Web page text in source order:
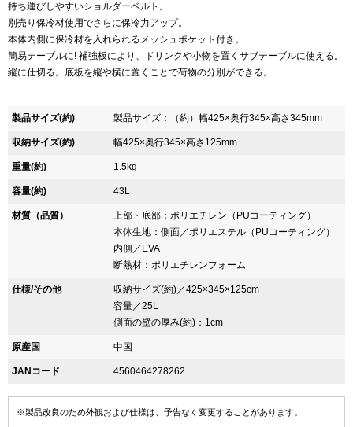
持ち運びしやすいショルダーベルト。
別売り保冷材使用でさらに保冷力アップ。
本体内側に保冷材を入れられるメッシュポケット付き。
簡易テーブルに! 補強板により、ドリンクや小物を置くサブテーブルに使える。
縦に仕切る。底板を縦や横に置くことで荷物の分別ができる。
製品サイズ(約) 製品サイズ：（約）幅425×奥行345×高さ345mm
収納サイズ(約) 幅425×奥行345×高さ125mm
重量(約) 1.5kg
容量(約) 43L
材質（品質）
上部・底部：ポリエチレン（PUコーティング）
本体生地：側面／ポリエステル（PUコーティング）
内側／EVA
断熱材：ポリエチレンフォーム
仕様/その他
収納サイズ(約)／425×345×125cm
容量／25L
側面の壁の厚み(約)：1cm
原産国 中国
JANコード 4560464278262
※製品改良のため外観および仕様は、予告なく変更することがあります。